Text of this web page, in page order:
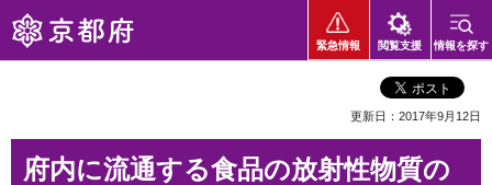
京都府
緊急情報 閲覧支援 情報を探す
更新日：2017年9月12日
府内に流通する食品の放射性物質の